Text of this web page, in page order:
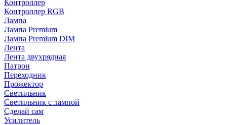
Контроллер
Контроллер RGB
Лампа
Лампа Premium
Лампа Premium DIM
Лента
Лента двухрядная
Патрон
Переходник
Прожектор
Светильник
Светильник c лампой
Сделай сам
Усилитель